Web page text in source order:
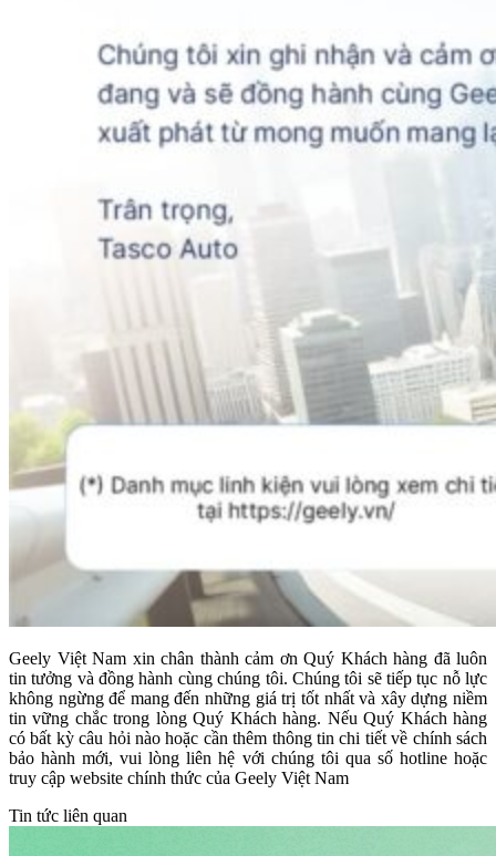
Geely Việt Nam xin chân thành cảm ơn Quý Khách hàng đã luôn
tin tưởng và đồng hành cùng chúng tôi. Chúng tôi sẽ tiếp tục nỗ lực
không ngừng để mang đến những giá trị tốt nhất và xây dựng niềm
tin vững chắc trong lòng Quý Khách hàng. Nếu Quý Khách hàng
có bất kỳ câu hỏi nào hoặc cần thêm thông tin chi tiết về chính sách
bảo hành mới, vui lòng liên hệ với chúng tôi qua số hotline hoặc
truy cập website chính thức của Geely Việt Nam
Tin tức liên quan